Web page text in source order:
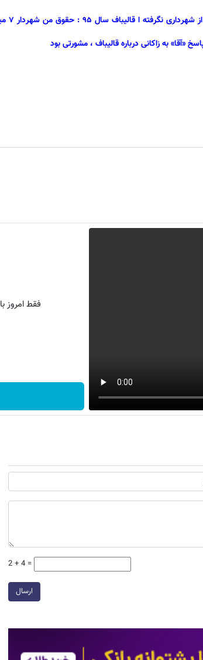
به زاکانی درباره قالیباف ، مشورتی بود
فقط امروز با 29%تخفیف،پرداخت درب منزل و گارانتی تعویض چراغ 40 وات بخر
2 + 4 =
ارسال